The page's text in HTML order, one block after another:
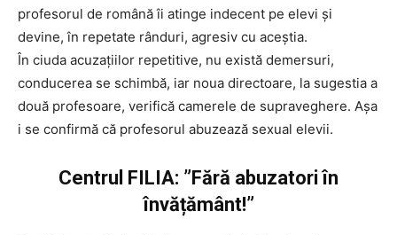
profesorul de română îi atinge indecent pe elevi și
devine, în repetate rânduri, agresiv cu aceștia.
În ciuda acuzațiilor repetitive, nu există demersuri,
conducerea se schimbă, iar noua directoare, la sugestia a
două profesoare, verifică camerele de supraveghere. Așa
i se confirmă că profesorul abuzează sexual elevii.
Centrul FILIA: ”Fără abuzatori în
învățământ!”